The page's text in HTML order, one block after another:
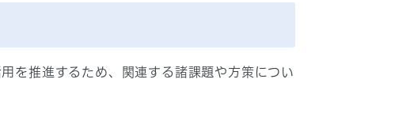
を推進するため、関連する諸課題や方策につい